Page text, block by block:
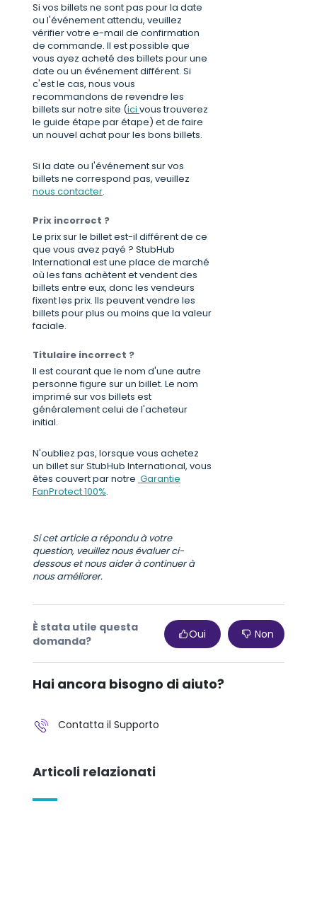
Si vos billets ne sont pas pour la date
ou l'événement attendu, veuillez
vérifier votre e-mail de confirmation
de commande. Il est possible que
vous ayez acheté des billets pour une
date ou un événement différent. Si
c'est le cas, nous vous
recommandons de revendre les
billets sur notre site (ici vous trouverez
le guide étape par étape) et de faire
un nouvel achat pour les bons billets.
Si la date ou l'événement sur vos
billets ne correspond pas, veuillez
nous contacter.
Prix incorrect ?
Le prix sur le billet est-il différent de ce
que vous avez payé ? StubHub
International est une place de marché
où les fans achètent et vendent des
billets entre eux, donc les vendeurs
fixent les prix. Ils peuvent vendre les
billets pour plus ou moins que la valeur
faciale.
Titulaire incorrect ?
Il est courant que le nom d'une autre
personne figure sur un billet. Le nom
imprimé sur vos billets est
généralement celui de l'acheteur
initial.
N'oubliez pas, lorsque vous achetez
un billet sur StubHub International, vous
êtes couvert par notre Garantie
FanProtect 100%.
Si cet article a répondu à votre
question, veuillez nous évaluer ci-
dessous et nous aider à continuer à
nous améliorer.
È stata utile questa
domanda?
Oui Non
Hai ancora bisogno di aiuto?
Contatta il Supporto
Articoli relazionati